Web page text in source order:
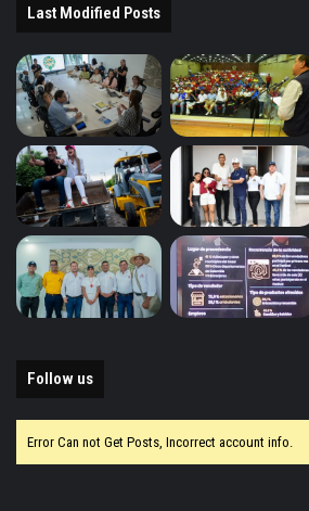
Last Modified Posts
Follow us
Error Can not Get Posts, Incorrect account info.